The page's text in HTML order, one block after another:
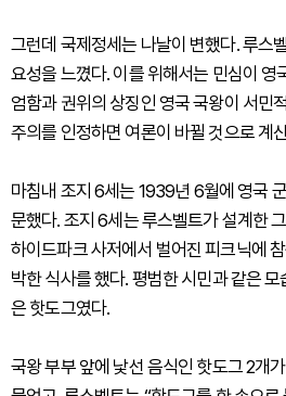
그런데 국제정세는 나날이 변했다. 루스
요성을 느꼈다. 이를 위해서는 민심이 영
엄함과 권위의 상징인 영국 국왕이 서민
주의를 인정하면 여론이 바뀔 것으로 계
마침내 조지 6세는 1939년 6월에 영국
문했다. 조지 6세는 루스벨트가 설계한
하이드파크 사저에서 벌어진 피크닉에
박한 식사를 했다. 평범한 시민과 같은
은 핫도그였다.
국왕 부부 앞에 낯선 음식인 핫도그 2개